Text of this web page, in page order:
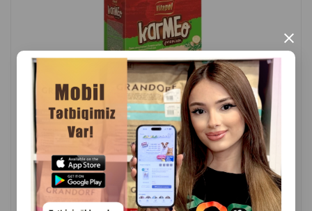
×
( Отзывы)
Масса Цена
Купить
500 гр (пачка)
3.00
5.00